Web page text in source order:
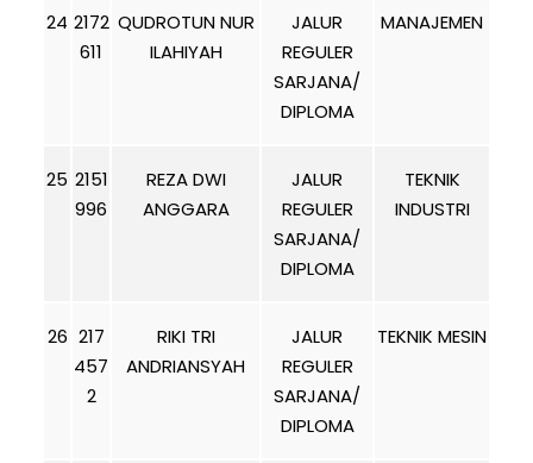
24 2172
611
QUDROTUN NUR
ILAHIYAH
JALUR
REGULER
SARJANA/
DIPLOMA
MANAJEMEN
25 2151
996
REZA DWI
ANGGARA
JALUR
REGULER
SARJANA/
DIPLOMA
TEKNIK
INDUSTRI
26 217
457
2
RIKI TRI
ANDRIANSYAH
JALUR
REGULER
SARJANA/
DIPLOMA
TEKNIK MESIN